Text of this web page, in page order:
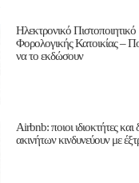
Ηλεκτρονικό Πιστοποιητικό
Φορολογικής Κατοικίας –
να το εκδώσουν
Airbnb: ποιοι ιδιοκτήτες και
ακινήτων κινδυνεύουν με